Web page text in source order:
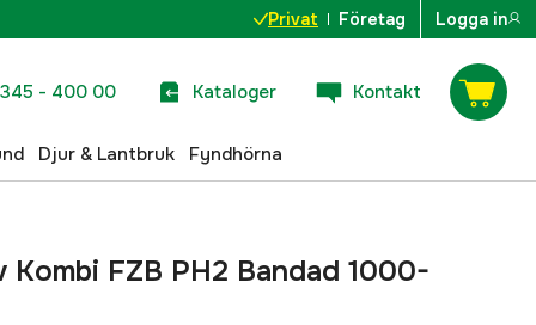
Privat Företag Logga in
- 400 00 Kataloger Kontakt
Djur & Lantbruk Fyndhörna
Kombi FZB PH2 Bandad 1000-